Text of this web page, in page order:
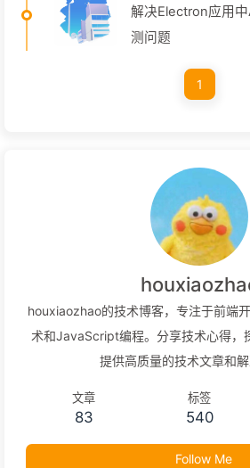
解决Electron应用
测问题
1
houxiaozhao的技术博客，专注于前端
术和JavaScript编程。分享技术心得，
提供高质量的技术文章和解
文章
83
标签
540
Follow Me